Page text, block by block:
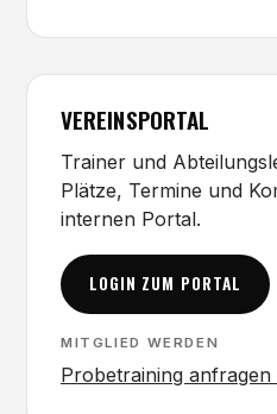
VEREINSPORTAL
Trainer und
Plätze, Termine und
internen Portal.
LOGIN ZUM PORTAL
MITGLIED WERDEN
Probetraining